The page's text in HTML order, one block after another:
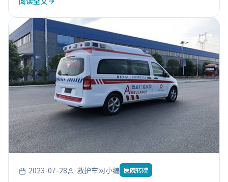
2023-07-28 救护车网小编 医院转院